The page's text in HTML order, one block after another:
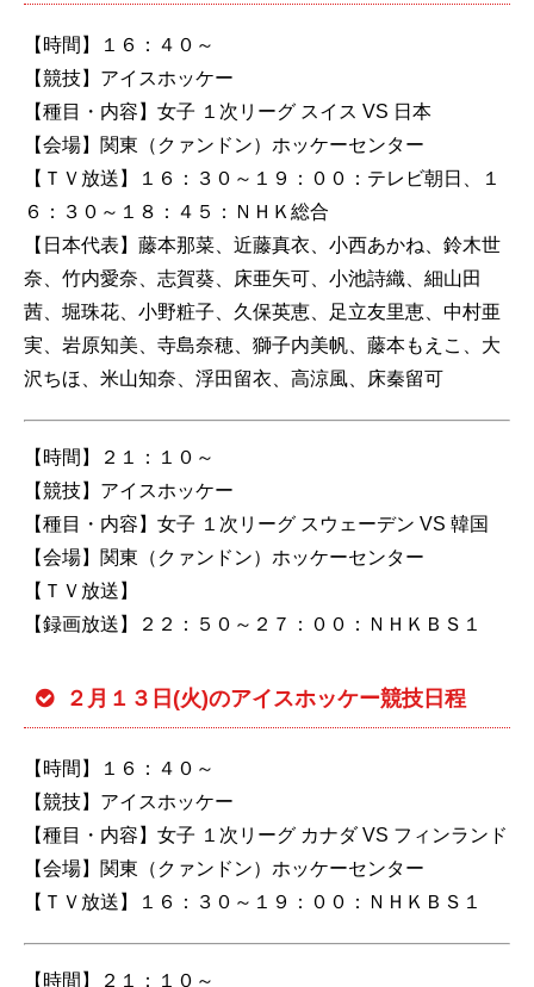
【時間】１６：４０～
【競技】アイスホッケー
【種目・内容】女子 １次リーグ スイス VS 日本
【会場】関東（クァンドン）ホッケーセンター
【ＴＶ放送】１６：３０～１９：００：テレビ朝日、１
６：３０～１８：４５：ＮＨＫ総合
【日本代表】藤本那菜、近藤真衣、小西あかね、鈴木世
奈、竹内愛奈、志賀葵、床亜矢可、小池詩織、細山田
茜、堀珠花、小野粧子、久保英恵、足立友里恵、中村亜
実、岩原知美、寺島奈穂、獅子内美帆、藤本もえこ、大
沢ちほ、米山知奈、浮田留衣、高涼風、床秦留可
【時間】２１：１０～
【競技】アイスホッケー
【種目・内容】女子 １次リーグ スウェーデン VS 韓国
【会場】関東（クァンドン）ホッケーセンター
【ＴＶ放送】
【録画放送】２２：５０～２７：００：ＮＨＫＢＳ１
２月１３日(火)のアイスホッケー競技日程
【時間】１６：４０～
【競技】アイスホッケー
【種目・内容】女子 １次リーグ カナダ VS フィンランド
【会場】関東（クァンドン）ホッケーセンター
【ＴＶ放送】１６：３０～１９：００：ＮＨＫＢＳ１
【時間】２１：１０～